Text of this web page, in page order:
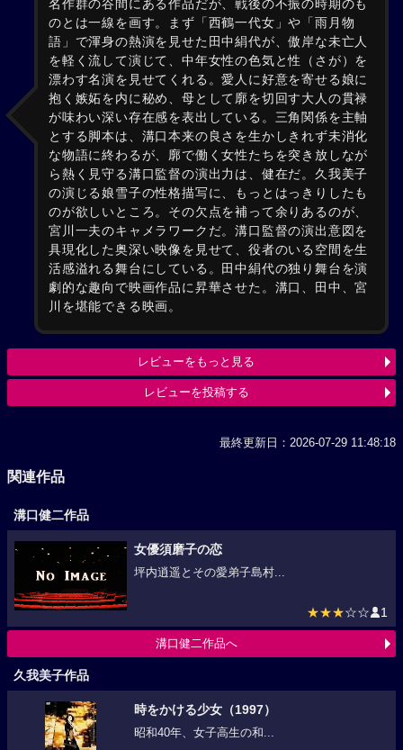
名作群の谷間にある作品だが、戦後の不振の時期のも
のとは一線を画す。まず「西鶴一代女」や「雨月物
語」で渾身の熱演を見せた田中絹代が、傲岸な未亡人
を軽く流して演じて、中年女性の色気と性（さが）を
漂わす名演を見せてくれる。愛人に好意を寄せる娘に
抱く嫉妬を内に秘め、母として廓を切回す大人の貫禄
が味わい深い存在感を表出している。三角関係を主軸
とする脚本は、溝口本来の良さを生かしきれず未消化
な物語に終わるが、廓で働く女性たちを突き放しなが
ら熱く見守る溝口監督の演出力は、健在だ。久我美子
の演じる娘雪子の性格描写に、もっとはっきりしたも
のが欲しいところ。その欠点を補って余りあるのが、
宮川一夫のキャメラワークだ。溝口監督の演出意図を
具現化した奥深い映像を見せて、役者のいる空間を生
活感溢れる舞台にしている。田中絹代の独り舞台を演
劇的な趣向で映画作品に昇華させた。溝口、田中、宮
川を堪能できる映画。
レビューをもっと見る
レビューを投稿する
最終更新日：2026-07-29 11:48:18
関連作品
溝口健二作品
女優須磨子の恋
坪内逍遥とその愛弟子島村...
★★★☆☆ 1
溝口健二作品へ
久我美子作品
時をかける少女（1997）
昭和40年、女子高生の和...